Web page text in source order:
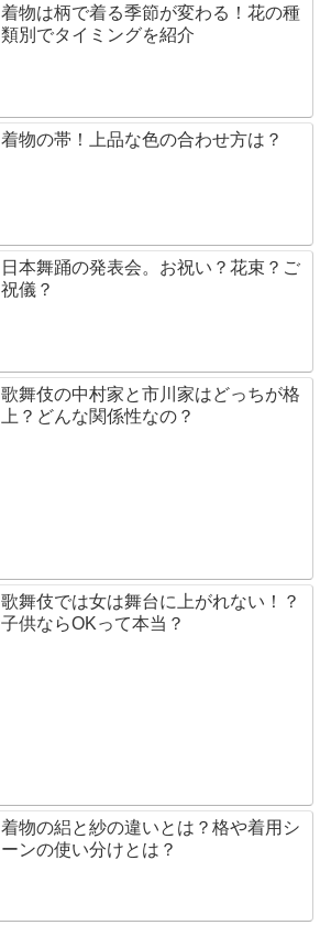
着物は柄で着る季節が変わる！花の種
類別でタイミングを紹介
着物の帯！上品な色の合わせ方は？
日本舞踊の発表会。お祝い？花束？ご
祝儀？
歌舞伎の中村家と市川家はどっちが格
上？どんな関係性なの？
歌舞伎では女は舞台に上がれない！？
子供ならOKって本当？
着物の絽と紗の違いとは？格や着用シ
ーンの使い分けとは？